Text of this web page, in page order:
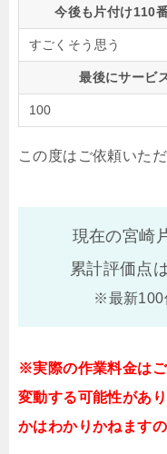
今後も片付け110
すごくそう思う
最後にサービ
100
この度はご依頼いた
現在の宮崎
累計評価点
※最新100
※実際の作業料金は
変動する可能性があ
かはわかりかねます